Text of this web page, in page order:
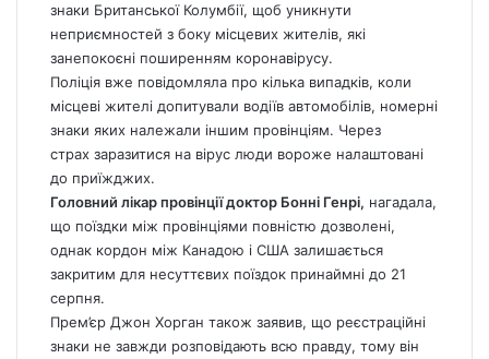
знаки Британської Колумбії, щоб уникнути
неприємностей з боку місцевих жителів, які
занепокоєні поширенням коронавірусу.
Поліція вже повідомляла про кілька випадків, коли
місцеві жителі допитували водіїв автомобілів, номерні
знаки яких належали іншим провінціям. Через
страх заразитися на вірус люди вороже налаштовані
до приїжджих.
Головний лікар провінції доктор Бонні Генрі, нагадала,
що поїздки між провінціями повністю дозволені,
однак кордон між Канадою і США залишається
закритим для несуттєвих поїздок принаймні до 21
серпня.
Прем’єр Джон Хорган також заявив, що реєстраційні
знаки не завжди розповідають всю правду, тому він